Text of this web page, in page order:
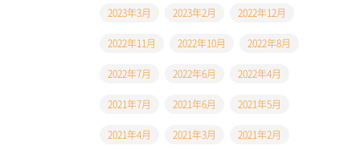
2023年3月 2023年2月 2022年12月
2022年11月 2022年10月 2022年8月
2022年7月 2022年6月 2022年4月
2021年7月 2021年6月 2021年5月
2021年4月 2021年3月 2021年2月